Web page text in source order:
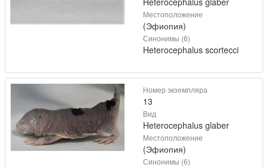
Местоположение
(Эфиопия)
Синонимы (6)
Heterocephalus scortecci
Номер экземпляра
13
Вид
Heterocephalus glaber
Местоположение
(Эфиопия)
Синонимы (6)